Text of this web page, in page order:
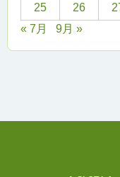
25 26
« 7月
9月 »